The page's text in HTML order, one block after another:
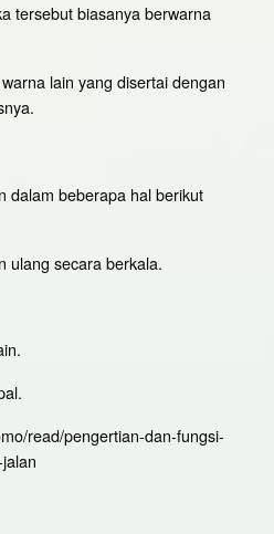
tersebut biasanya berwarna
lain yang disertai dengan
dalam beberapa hal berikut
ulang secara berkala.
read/pengertian-dan-fungsi-